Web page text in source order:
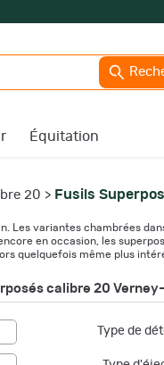
Équitation
20 > Fusils
variantes chambrées
en occasion, les
quelquefois même plus
calibre 20
Type de